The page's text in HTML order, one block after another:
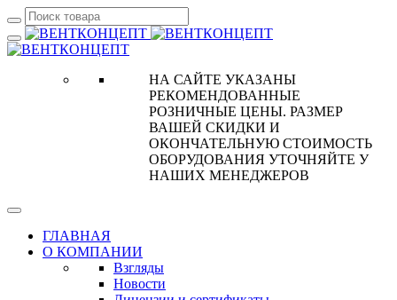
НА САЙТЕ УКАЗАНЫ
РЕКОМЕНДОВАННЫЕ
РОЗНИЧНЫЕ ЦЕНЫ. РАЗМЕР
ВАШЕЙ СКИДКИ И
ОКОНЧАТЕЛЬНУЮ СТОИМОСТЬ
ОБОРУДОВАНИЯ УТОЧНЯЙТЕ У
НАШИХ МЕНЕДЖЕРОВ
ГЛАВНАЯ
О КОМПАНИИ
Взгляды
Новости